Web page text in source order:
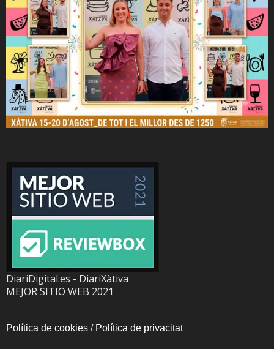
DiariDigital.es - DiariXàtiva
MEJOR SITIO WEB 2021
Política de cookies / Política de privacitat